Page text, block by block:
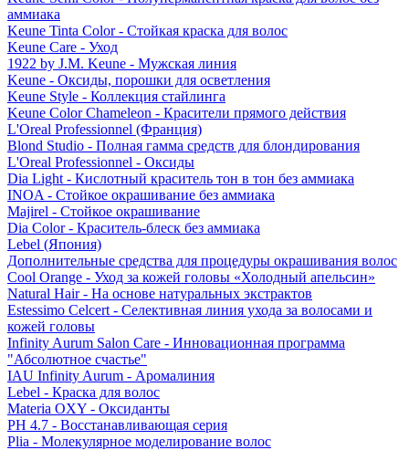
аммиака
Keune Tinta Color - Стойкая краска для волос
Keune Care - Уход
1922 by J.M. Keune - Мужская линия
Keune - Оксиды, порошки для осветления
Keune Style - Коллекция стайлинга
Keune Color Chameleon - Красители прямого действия
L'Oreal Professionnel (Франция)
Blond Studio - Полная гамма средств для блондирования
L'Oreal Professionnel - Оксиды
Dia Light - Кислотный краситель тон в тон без аммиака
INOA - Стойкое окрашивание без аммиака
Majirel - Стойкое окрашивание
Dia Color - Краситель-блеск без аммиака
Lebel (Япония)
Дополнительные средства для процедуры окрашивания волос
Cool Orange - Уход за кожей головы «Холодный апельсин»
Natural Hair - На основе натуральных экстрактов
Estessimo Celcert - Селективная линия ухода за волосами и
кожей головы
Infinity Aurum Salon Care - Инновационная программа
"Абсолютное счастье"
IAU Infinity Aurum - Аромалиния
Lebel - Краска для волос
Materia OXY - Оксиданты
PH 4.7 - Восстанавливающая серия
Plia - Молекулярное моделирование волос